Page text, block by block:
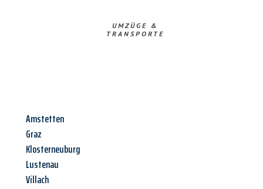
UMZÜGE &
TRANSPORTE
Amstetten
Graz
Klosterneuburg
Lustenau
Villach